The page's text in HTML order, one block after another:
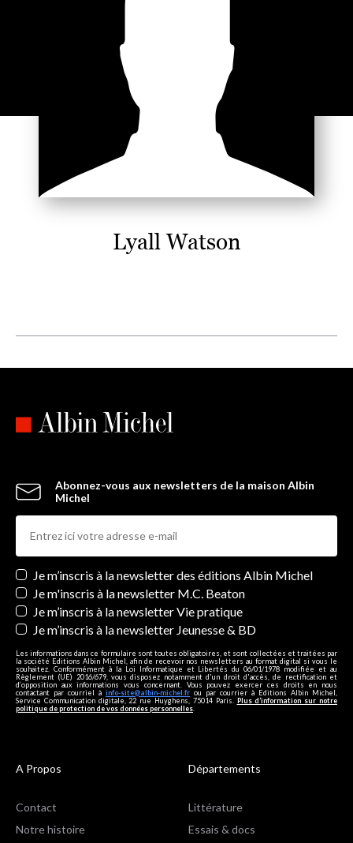
Lyall Watson
Abonnez-vous aux newsletters de la maison Albin
Michel
Newsletters
Je m’inscris à la newsletter des éditions Albin Michel
Je m'inscris à la newsletter M.C. Beaton
Je m’inscris à la newsletter Vie pratique
Je m’inscris à la newsletter Jeunesse & BD
Les informations dans ce formulaire sont toutes obligatoires, et sont collectées et traitées par
la société Editions Albin Michel, afin de recevoir nos newsletters au format digital si vous le
souhaitez. Conformément à la Loi Informatique et Libertés du 06/01/1978 modifiée et au
Règlement (UE) 2016/679, vous disposez notamment d'un droit d'accès, de rectification et
d’opposition aux informations vous concernant. Vous pouvez exercer ces droits en nous
contactant par courriel à info-site@albin-michel.fr ou par courrier à Editions Albin Michel,
Service Communication digitale, 22 rue Huyghens, 75014 Paris. Plus d’information sur notre
politique de protection de vos données personnelles
A Propos
Contact
Notre histoire
Départements
Littérature
Essais & docs